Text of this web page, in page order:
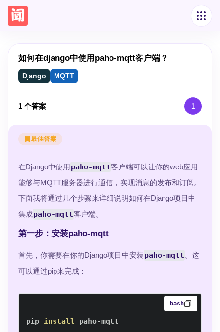
如何在django中使用paho-mqtt客户端？
Django MQTT
1 个答案 1
最佳答案
在Django中使用 paho-mqtt客户端可以让你的web应用
能够与MQTT服务器进行通信，实现消息的发布和订阅。
下面我将通过几个步骤来详细说明如何在Django项目中
集成paho-mqtt客户端。
第一步：安装paho-mqtt
首先，你需要在你的Django项目中安装paho-mqtt 。这
可以通过pip来完成：
bash
pip install paho-mqtt